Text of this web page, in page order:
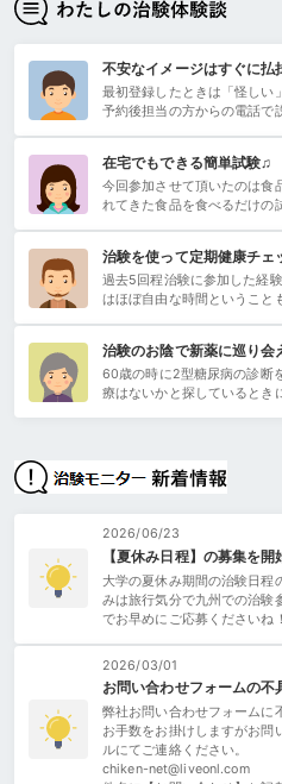
不安なイメージはすぐに払
最初登録したときは「怪しい
予約後担当の方からの電話で
在宅でもできる簡単試験♫
今回参加させて頂いたのは食
れてきた食品を食べるだけの
治験を使って定期健康チェ
過去5回程治験に参加した経
はほぼ自由な時間ということ
治験のお陰で新薬に巡り会
60歳の時に2型糖尿病の診断
療はないかと探しているとき
2026/06/23
【夏休み日程】の募集を開
大学の夏休み期間の治験日程
みは旅行気分で九州での治験
でお早めにご応募くださいね！
2026/03/01
お問い合わせフォームの不
弊社お問い合わせフォームに
お手数をお掛けしますがお問
ルにてご連絡ください。
chiken-net@liveonl.com